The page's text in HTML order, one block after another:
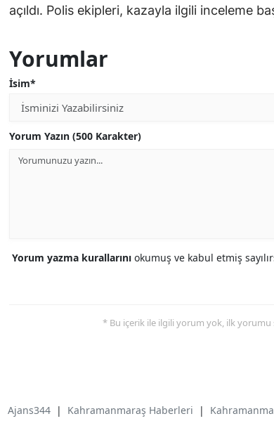
açıldı. Polis ekipleri, kazayla ilgili inceleme
Yorumlar
İsim*
Yorum Yazın (500 Karakter)
Yorum yazma kurallarını okumuş ve kabul etmiş
* Bu içerik ile ilgili yorum yok, ilk yorumu
Ajans344 | Kahramanmaraş Haberleri |